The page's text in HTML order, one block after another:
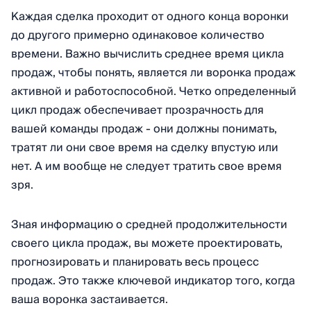
Каждая сделка проходит от одного конца воронки
до другого примерно одинаковое количество
времени. Важно вычислить среднее время цикла
продаж, чтобы понять, является ли воронка продаж
активной и работоспособной. Четко определенный
цикл продаж обеспечивает прозрачность для
вашей команды продаж - они должны понимать,
тратят ли они свое время на сделку впустую или
нет. А им вообще не следует тратить свое время
зря.
Зная информацию о средней продолжительности
своего цикла продаж, вы можете проектировать,
прогнозировать и планировать весь процесс
продаж. Это также ключевой индикатор того, когда
ваша воронка застаивается.